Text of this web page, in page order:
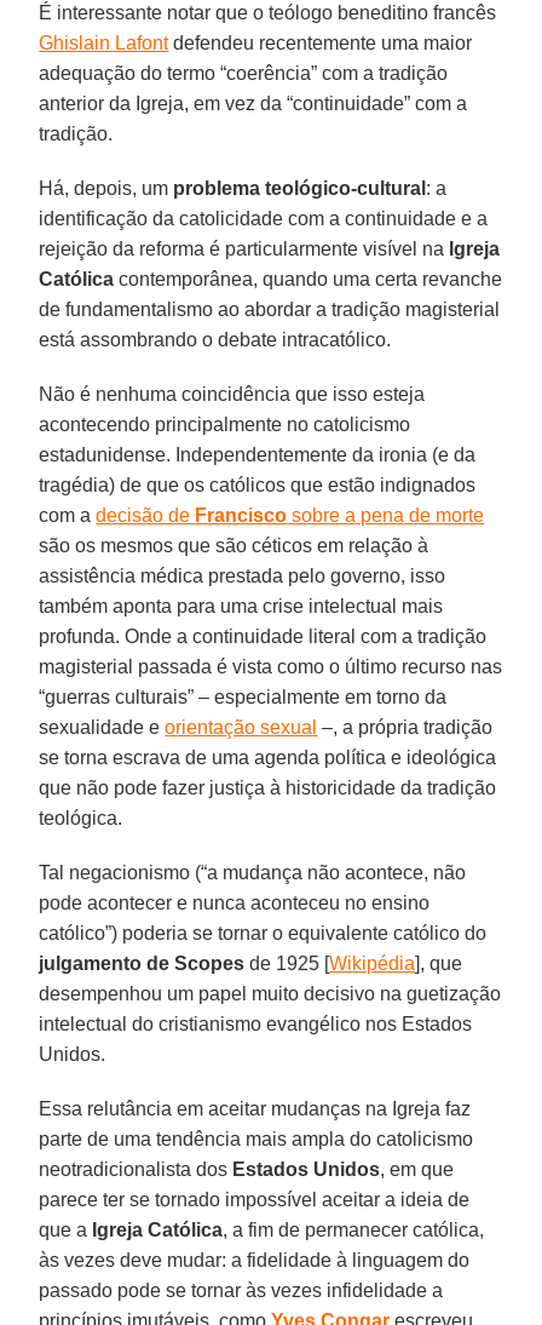
É interessante notar que o teólogo beneditino francês
Ghislain Lafontdefendeu recentemente uma maior
adequação do termo “coerência” com a tradição
anterior da Igreja, em vez da “continuidade” com a
tradição.
Há, depois, um problema teológico-cultural : a
identificação da catolicidade com a continuidade e a
rejeição da reforma é particularmente visível na Igreja
Católica contemporânea, quando uma certa revanche
de fundamentalismo ao abordar a tradição magisterial
está assombrando o debate intracatólico.
Não é nenhuma coincidência que isso esteja
acontecendo principalmente no catolicismo
estadunidense. Independentemente da ironia (e da
tragédia) de que os católicos que estão indignados
com adecisão de Francisco sobre a pena de morte
são os mesmos que são céticos em relação à
assistência médica prestada pelo governo, isso
também aponta para uma crise intelectual mais
profunda. Onde a continuidade literal com a tradição
magisterial passada é vista como o último recurso nas
“guerras culturais” – especialmente em torno da
sexualidade eorientação sexual –, a própria tradição
se torna escrava de uma agenda política e ideológica
que não pode fazer justiça à historicidade da tradição
teológica.
Tal negacionismo (“a mudança não acontece, não
pode acontecer e nunca aconteceu no ensino
católico”) poderia se tornar o equivalente católico do
julgamento de Scopes de 1925 [Wikipédia], que
desempenhou um papel muito decisivo na guetização
intelectual do cristianismo evangélico nos Estados
Unidos.
Essa relutância em aceitar mudanças na Igreja faz
parte de uma tendência mais ampla do catolicismo
neotradicionalista dos Estados Unidos, em que
parece ter se tornado impossível aceitar a ideia de
que a Igreja Católica, a fim de permanecer católica,
às vezes deve mudar: a fidelidade à linguagem do
passado pode se tornar às vezes infidelidade a
princípios imutáveis, comoYves Congar escreveu